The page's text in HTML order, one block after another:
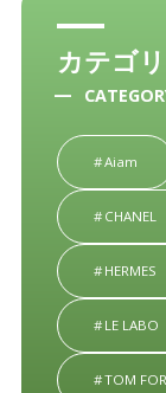
カテゴ
Aiam
CHANEL
HERMES
LE LABO
TOM